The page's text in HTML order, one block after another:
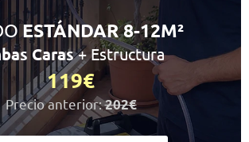
ESTÁNDAR 8-12M²
Caras+ Estructura
119€
Precio anterior:202€